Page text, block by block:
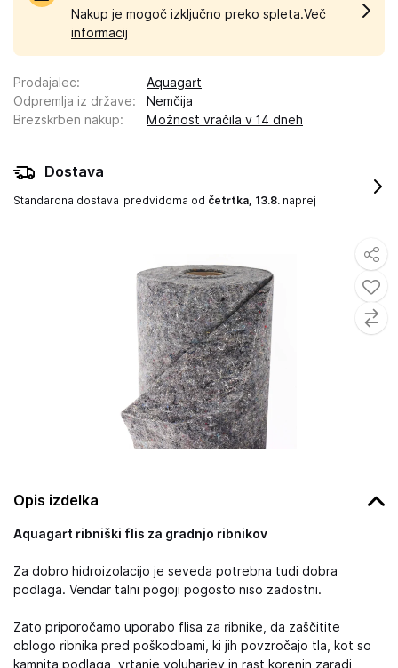
Opis izdelka
Aquagart ribniški flis za gradnjo ribnikov
Za dobro hidroizolacijo je seveda potrebna tudi dobra
podlaga. Vendar talni pogoji pogosto niso zadostni.
Zato priporočamo uporabo flisa za ribnike, da zaščitite
oblogo ribnika pred poškodbami, ki jih povzročajo tla, kot so
kamnita podlaga, vrtanje voluharjev in rast korenin zaradi
Nakup je mogoč izključno preko spleta.Več
informacij
Prodajalec:
Aquagart
Odpremlja iz države:
Nemčija
Brezskrben nakup: Možnost vračila v 14 dneh
Dostava
Standardna dostava predvidoma od četrtka, 13.8. naprej